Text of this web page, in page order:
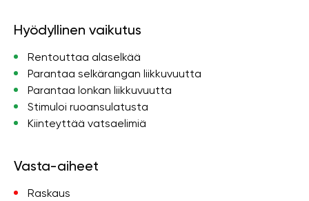
Hyödyllinen vaikutus
Rentouttaa alaselkää
Parantaa selkärangan liikkuvuutta
Parantaa lonkan liikkuvuutta
Stimuloi ruoansulatusta
Kiinteyttää vatsaelimiä
Vasta-aiheet
Raskaus